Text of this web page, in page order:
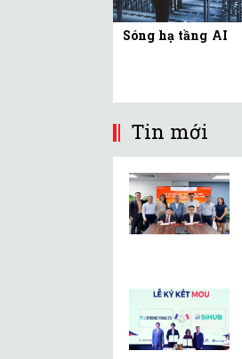
Sóng hạ tầng AI
Tin mới